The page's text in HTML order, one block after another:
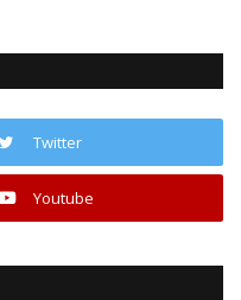
Twitter
Youtube